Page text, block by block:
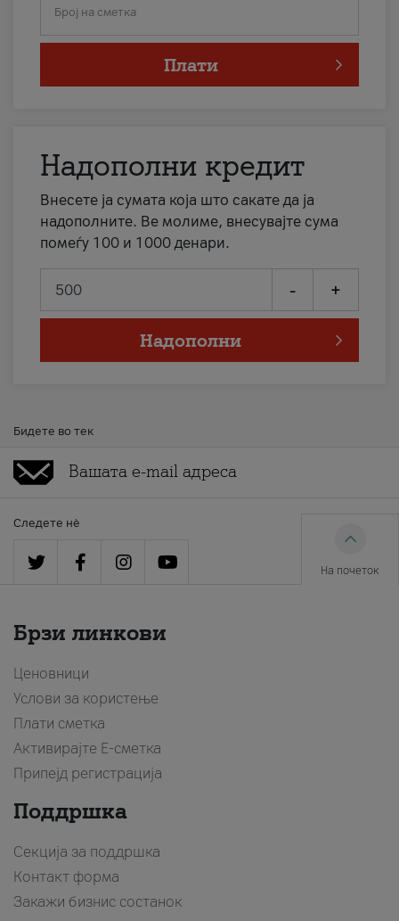
Број на сметка
Плати
Надополни кредит
Внесете ја сумата која што сакате да ја
надополните. Ве молиме, внесувајте сума
помеѓу 100 и 1000 денари.
- +
Надополни
Бидете во тек
Следете нè
На почеток
Брзи линкови
Ценовници
Услови за користење
Плати сметка
Активирајте Е-сметка
Припејд регистрација
Поддршка
Секција за поддршка
Контакт форма
Закажи бизнис состанок